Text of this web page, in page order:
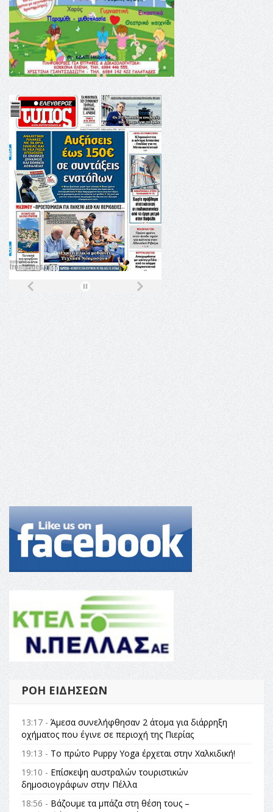
ΡΟΉ ΕΙΔΉΣΕΩΝ
13:17 - Άμεσα συνελήφθησαν 2 άτομα για διάρρηξη
οχήματος που έγινε σε περιοχή της Πιερίας
19:13 - Το πρώτο Puppy Yoga έρχεται στην Χαλκιδική!
19:10 - Επίσκεψη αυστραλών τουριστικών
δημοσιογράφων στην Πέλλα
18:56 - Βάζουμε τα μπάζα στη θέση τους –